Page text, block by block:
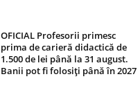
OFICIAL Profesorii primesc
prima de carieră didactică de
1.500 de lei până la 31 august.
Banii pot fi folosiți până în 2027